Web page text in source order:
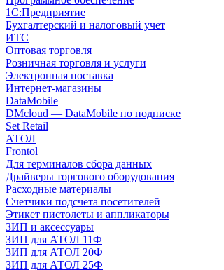
1С:Предприятие
Бухгалтерский и налоговый учет
ИТС
Оптовая торговля
Розничная торговля и услуги
Электронная поставка
Интернет-магазины
DataMobile
DMcloud — DataMobile по подписке
Set Retail
АТОЛ
Frontol
Для терминалов сбора данных
Драйверы торгового оборудования
Расходные материалы
Счетчики подсчета посетителей
Этикет пистолеты и аппликаторы
ЗИП и аксессуары
ЗИП для АТОЛ 11Ф
ЗИП для АТОЛ 20Ф
ЗИП для АТОЛ 25Ф